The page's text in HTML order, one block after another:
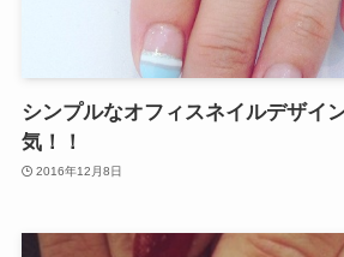
シンプルなオフィスネイルデザイ
気！！
2016年12月8日